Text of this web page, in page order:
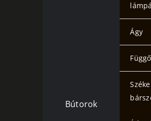
Bútorok
Ágy